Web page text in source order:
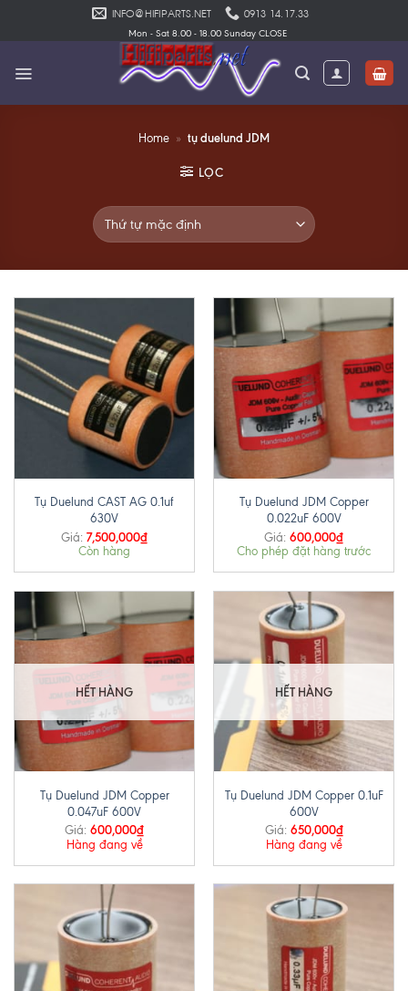
INFO@HIFIPARTS.NET 0913 14.17.33
Mon - Sat 8.00 - 18.00 Sunday CLOSE
Home » tụ duelund JDM
LỌC
Tụ Duelund CAST AG 0.1uf
630V
Giá: 7,500,000₫
Còn hàng
Tụ Duelund JDM Copper
0.022uF 600V
Giá: 600,000₫
Cho phép đặt hàng trước
HẾT HÀNG
Tụ Duelund JDM Copper
0.047uF 600V
Giá: 600,000₫
Hàng đang về
HẾT HÀNG
Tụ Duelund JDM Copper 0.1uF
600V
Giá: 650,000₫
Hàng đang về